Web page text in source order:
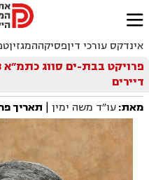

אינדקס עורכי דיןפסיקההמגזין
דיירים
מאת:עו״ד משה ימין | תאריך